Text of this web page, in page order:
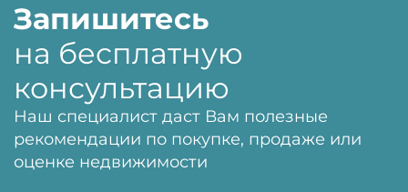
Запишитесь
на бесплатную
консультацию
Наш специалист даст Вам полезные
рекомендации по покупке, продаже или
оценке недвижимости